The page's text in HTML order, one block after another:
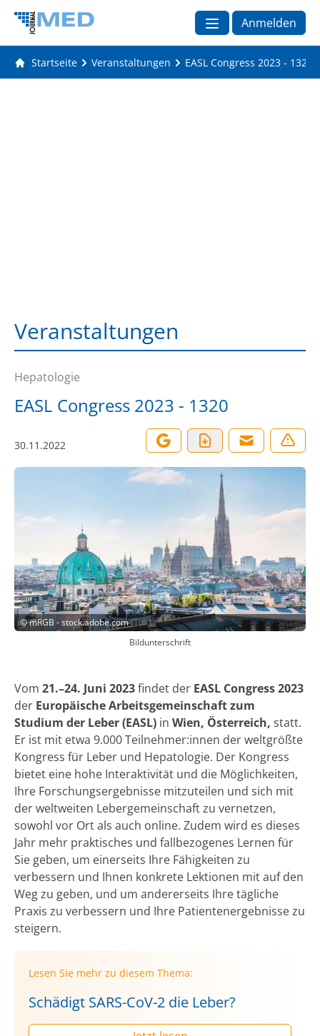
Anmelden
Startseite Veranstaltungen EASL Congress 2023 - 1320
Veranstaltungen
Hepatologie
EASL Congress 2023 - 1320
30.11.2022
©mRGB - stock.adobe.com
Bildunterschrift
Vom 21.–24. Juni 2023findet der EASL Congress 2023
der Europäische Arbeitsgemeinschaft zum
Studium der Leber (EASL) in Wien, Österreich, statt.
Er ist mit etwa 9.000 Teilnehmer:innen der weltgrößte
Kongress für Leber und Hepatologie. Der Kongress
bietet eine hohe Interaktivität und die Möglichkeiten,
Ihre Forschungsergebnisse mitzuteilen und sich mit
der weltweiten Lebergemeinschaft zu vernetzen,
sowohl vor Ort als auch online. Zudem wird es dieses
Jahr mehr praktisches und fallbezogenes Lernen für
Sie geben, um einerseits Ihre Fähigkeiten zu
verbessern und Ihnen konkrete Lektionen mit auf den
Weg zu geben, und um andererseits Ihre tägliche
Praxis zu verbessern und Ihre Patientenergebnisse zu
steigern.
Lesen Sie mehr zu diesem Thema:
Schädigt SARS-CoV-2 die Leber?